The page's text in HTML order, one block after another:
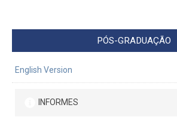
PÓS-GRADUAÇÃO
English Version
INFORMES